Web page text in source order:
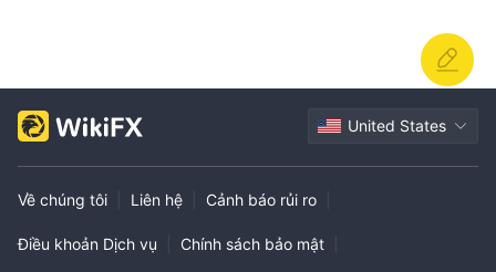
United States
Về chúng tôi Liên hệ Cảnh báo rủi ro
Điều khoản Dịch vụ Chính sách bảo mật